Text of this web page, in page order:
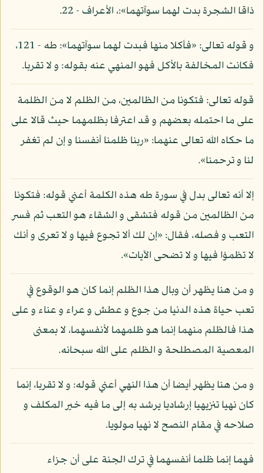
ذاقا الشجرة بدت لهما سوآتهما»:، الأعراف - 22.
و قوله تعالى: «فأكلا منها فبدت لهما سوآتهما»: طه - 121،
فكانت المخالفة بالأكل فهو المنهي عنه بقوله: و لا تقربا.
قوله تعالى: فتكونا من الظالمين، من الظلم لا من الظلمة
على ما احتمله بعضهم و قد اعترفا بظلمهما حيث قالا على
ما حكاه الله تعالى عنهما: «ربنا ظلمنا أنفسنا و إن لم تغفر
لنا و ترحمنا».
إلا أنه تعالى بدل في سورة طه هذه الكلمة أعني قوله: فتكونا
من الظالمين من قوله فتشقى و الشقاء هو التعب ثم فسر
التعب و فصله، فقال: «إن لك ألا تجوع فيها و لا تعرى و أنك
لا تظمؤا فيها و لا تضحى الآيات».
و من هنا يظهر أن وبال هذا الظلم إنما كان هو الوقوع في
تعب حياة هذه الدنيا من جوع و عطش و عراء و عناء و على
هذا فالظلم منهما إنما هو ظلمهما لأنفسهما، لا بمعنى
المعصية المصطلحة و الظلم على الله سبحانه.
و من هنا يظهر أيضا أن هذا النهي أعني قوله: و لا تقربا، إنما
كان نهيا تنزيهيا إرشاديا يرشد به إلى ما فيه خير المكلف و
صلاحه في مقام النصح لا نهيا مولويا.
فهما إنما ظلما أنفسهما في ترك الجنة على أن جزاء